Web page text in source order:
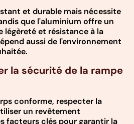
et durable mais nécessite
que l'aluminium offre un
légèreté et résistance à la
aussi de l'environnement
la sécurité de la rampe
conforme, respecter la
un revêtement
facteurs clés pour garantir la